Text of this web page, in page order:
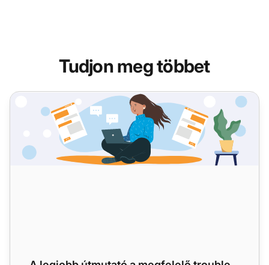
Tudjon meg többet
A legjobb útmutató a megfelelő trouble ticket szoftver